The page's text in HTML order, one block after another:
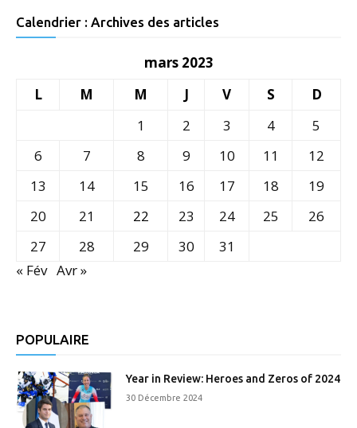
Calendrier : Archives des articles
mars 2023
L
M M J V S
D
1
2 3 4
5
6
7 8 9 10 11
12
13
14 15 16 17 18
19
20
21 22 23 24 25
26
27
28 29 30
31
« Fév Avr »
POPULAIRE
Year in Review: Heroes and Zeros of 2024
30 Décembre 2024